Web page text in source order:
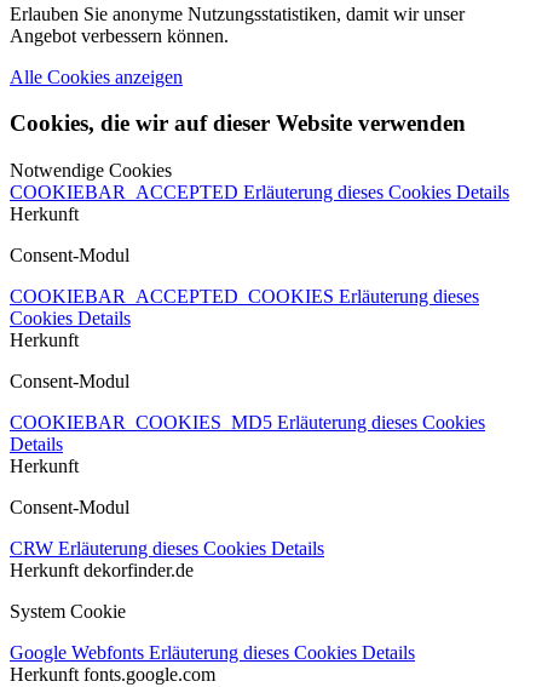
Erlauben Sie anonyme Nutzungsstatistiken, damit wir unser
Angebot verbessern können.
Alle Cookies anzeigen
Cookies, die wir auf dieser Website verwenden
Notwendige Cookies
COOKIEBAR_ACCEPTED Erläuterung dieses Cookies Details
Herkunft
Consent-Modul
COOKIEBAR_ACCEPTED_COOKIES Erläuterung dieses
Cookies Details
Herkunft
Consent-Modul
COOKIEBAR_COOKIES_MD5 Erläuterung dieses Cookies
Details
Herkunft
Consent-Modul
CRW Erläuterung dieses Cookies Details
Herkunft dekorfinder.de
System Cookie
Google Webfonts Erläuterung dieses Cookies Details
Herkunft fonts.google.com